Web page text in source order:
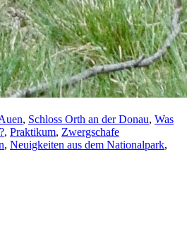
, Schloss Orth an der Donau, Was
, Praktikum, Zwergschafe
, Neuigkeiten aus dem Nationalpark,